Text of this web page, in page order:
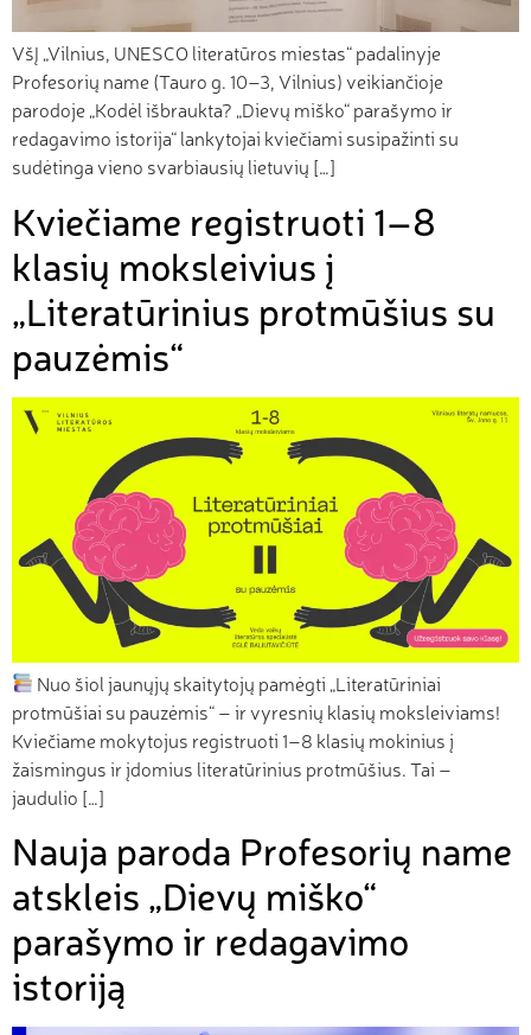
VšĮ „Vilnius, UNESCO literatūros miestas“ padalinyje
Profesorių name (Tauro g. 10–3, Vilnius) veikiančioje
parodoje „Kodėl išbraukta? „Dievų miško“ parašymo ir
redagavimo istorija“ lankytojai kviečiami susipažinti su
sudėtinga vieno svarbiausių lietuvių […]
Kviečiame registruoti 1–8
klasių moksleivius į
„Literatūrinius protmūšius su
pauzėmis“
Nuo šiol jaunųjų skaitytojų pamėgti „Literatūriniai
protmūšiai su pauzėmis“ – ir vyresnių klasių moksleiviams!
Kviečiame mokytojus registruoti 1–8 klasių mokinius į
žaismingus ir įdomius literatūrinius protmūšius. Tai –
jaudulio […]
Nauja paroda Profesorių name
atskleis „Dievų miško“
parašymo ir redagavimo
istoriją